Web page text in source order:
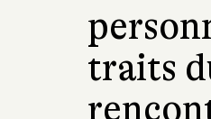
traits